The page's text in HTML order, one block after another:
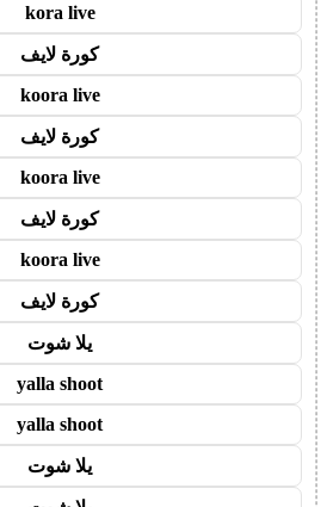
kora live
كورة لايف
koora live
كورة لايف
koora live
كورة لايف
koora live
كورة لايف
يلا شوت
yalla shoot
yalla shoot
يلا شوت